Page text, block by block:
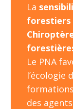
La
forestiers
Le PNA
l’écologie
des